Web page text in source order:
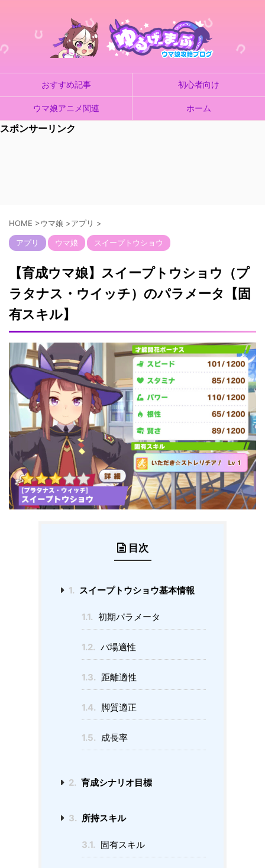
おすすめ記事 初心者向け
ウマ娘アニメ関連 ホーム
スポンサーリンク
HOME >ウマ娘 >アプリ >
アプリ ウマ娘 スイープトウショウ
【育成ウマ娘】スイープトウショウ（プ
ラタナス・ウイッチ）のパラメータ【固
有スキル】
目次
1. スイープトウショウ基本情報
1.1. 初期パラメータ
1.2. バ場適性
1.3. 距離適性
1.4. 脚質適正
1.5. 成長率
2. 育成シナリオ目標
3. 所持スキル
3.1. 固有スキル